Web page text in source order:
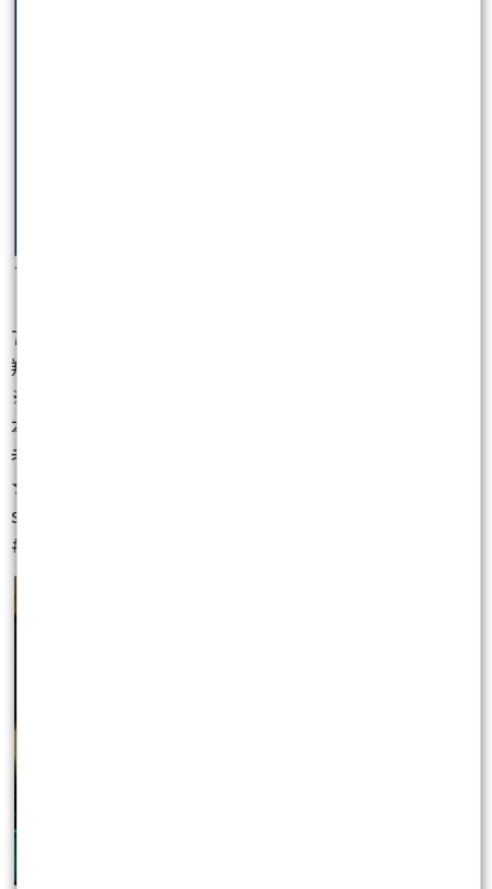
7/4老千開盤預計買進4763材料*-KY
翔龍十八漲第5漲選出
※※※
本文預告出現在《老千七月股票競技場》
老千讓讀者就地取財
★★★
sagemao原創
#不建議跟單